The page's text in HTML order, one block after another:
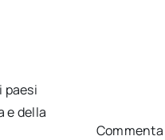
paesi
e della